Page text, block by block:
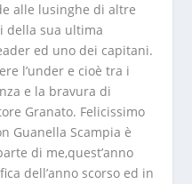
alle lusinghe di altre
della sua ultima
ed uno dei capitani.
l’under e cioè tra i
e la bravura di
Granato. Felicissimo
Guanella Scampia è
di me,quest’anno
dell’anno scorso ed in